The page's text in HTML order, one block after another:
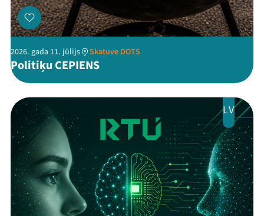
2026. gada 11. jūlijs Skatuve DOTS
Politiķu CEPIENS
LV